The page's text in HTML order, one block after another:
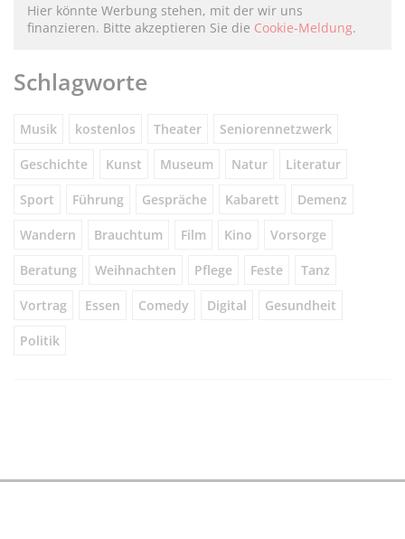
Hier könnte Werbung stehen, mit der wir uns
finanzieren. Bitte akzeptieren Sie die Cookie-Meldung.
Schlagworte
Musik kostenlos Theater Seniorennetzwerk
Geschichte Kunst Museum Natur Literatur
Sport Führung Gespräche Kabarett Demenz
Wandern Brauchtum Film Kino Vorsorge
Beratung Weihnachten Pflege Feste Tanz
Vortrag Essen Comedy Digital Gesundheit
Politik